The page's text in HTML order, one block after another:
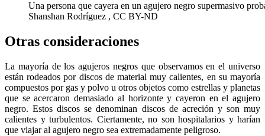
Una persona que cayera en un agujero negro supermasivo
Shanshan Rodríguez , CC BY-ND
Otras consideraciones
La mayoría de los agujeros negros que observamos en el universo
están rodeados por discos de material muy calientes, en su mayoría
compuestos por gas y polvo u otros objetos como estrellas y planetas
que se acercaron demasiado al horizonte y cayeron en el agujero
negro. Estos discos se denominan discos de acreción y son muy
calientes y turbulentos. Ciertamente, no son hospitalarios y harían
que viajar al agujero negro sea extremadamente peligroso.